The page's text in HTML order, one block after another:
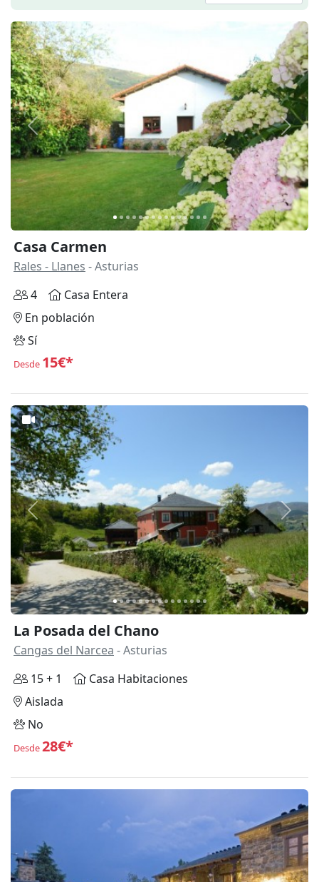
Anterior
Casa Carmen
Rales - Llanes - Asturias
4
Casa Entera
En población
Sí
Desde 15€*
Anterior
La Posada del Chano
Cangas del Narcea - Asturias
15 + 1
Casa Habitaciones
Aislada
No
Desde28€*